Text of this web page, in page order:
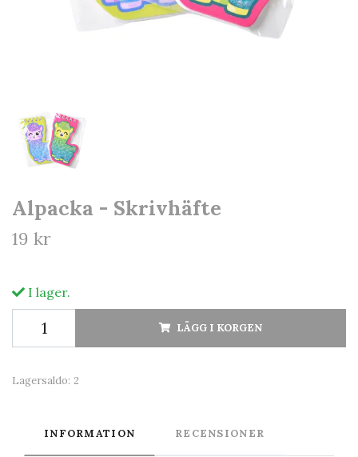
Alpacka - Skrivhäfte
19 kr
I lager.
LÄGG I KORGEN
Lagersaldo: 2
INFORMATION RECENSIONER